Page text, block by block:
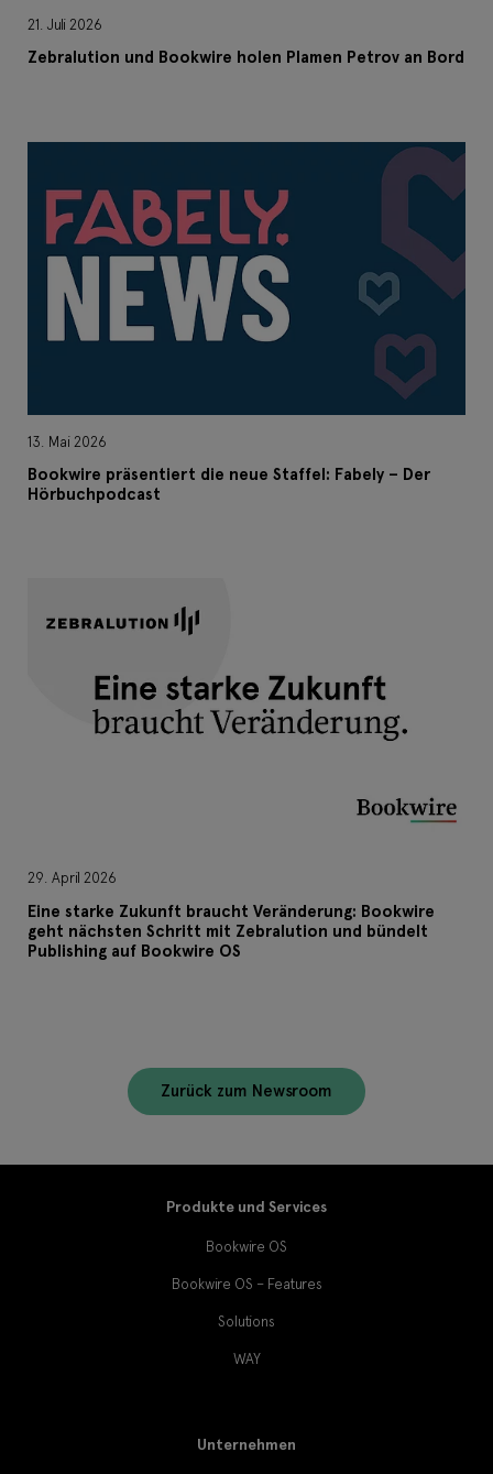
21. Juli 2026
Zebralution und Bookwire holen Plamen Petrov an Bord
13. Mai 2026
Bookwire präsentiert die neue Staffel: Fabely – Der
Hörbuchpodcast
29. April 2026
Eine starke Zukunft braucht Veränderung: Bookwire
geht nächsten Schritt mit Zebralution und bündelt
Publishing auf Bookwire OS
Zurück zum Newsroom
Produkte und Services
Bookwire OS
Bookwire OS – Features
Solutions
WAY
Unternehmen